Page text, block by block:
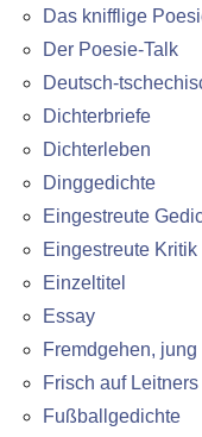
Das knifflige
Der Poesie-Talk
Deutsch-
Dichterbriefe
Dichterleben
Dinggedichte
Eingestreute
Eingestreute Kritik
Einzeltitel
Essay
Fremdgehen,
Frisch auf
Fußballgedichte